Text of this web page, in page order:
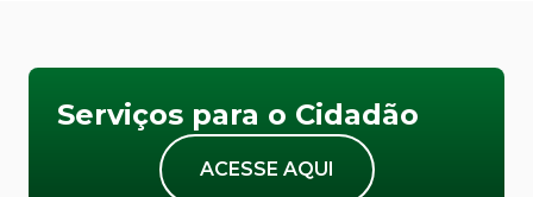
Serviços para o Cidadão
ACESSE AQUI